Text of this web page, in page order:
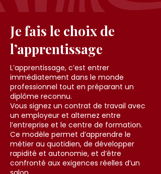
Je fais le choix de
l’apprentissage
L’apprentissage, c’est entrer
immédiatement dans le monde
professionnel tout en préparant un
diplôme reconnu.
Vous signez un contrat de travail avec
un employeur et alternez entre
l’entreprise et le centre de formation.
Ce modèle permet d’apprendre le
métier au quotidien, de développer
rapidité et autonomie, et d’être
confronté aux exigences réelles d’un